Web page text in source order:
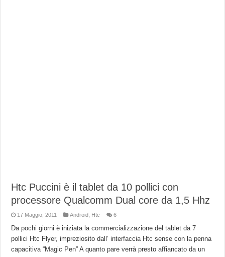
Htc Puccini è il tablet da 10 pollici con
processore Qualcomm Dual core da 1,5 Hhz
17 Maggio, 2011 Android Htc 6
Da pochi giorni è iniziata la commercializzazione del tablet da 7
pollici Htc Flyer, impreziosito dall’ interfaccia Htc sense con la penna
capacitiva “Magic Pen” A quanto pare verrà presto affiancato da un